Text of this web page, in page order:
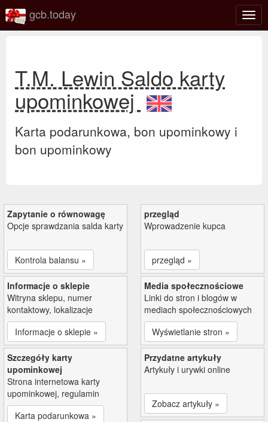
gcb.today
T.M. Lewin Saldo karty
upominkowej
Karta podarunkowa, bon upominkowy i
bon upominkowy
Zapytanie o równowagę
Opcje sprawdzania salda karty
Kontrola balansu »
przegląd
Wprowadzenie kupca
przegląd »
Informacje o sklepie
Witryna sklepu, numer
kontaktowy, lokalizacje
Informacje o sklepie »
Media społecznościowe
Linki do stron i blogów w
mediach społecznościowych
Wyświetlanie stron »
Szczegóły karty
upominkowej
Strona internetowa karty
upominkowej, regulamin
Karta podarunkowa »
Przydatne artykuły
Artykuły i urywki online
Zobacz artykuły »